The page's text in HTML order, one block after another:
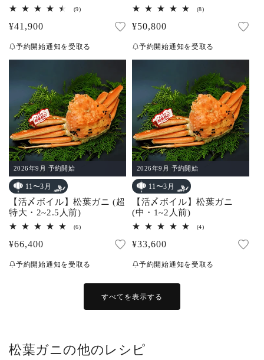
(9)9
数
計
通
¥41,900
予約開始通知を受取る
(8)8
数
計
通
¥50,800
予約開始通知を受取る
2026年9月 予約開始
11〜3月
【活〆ボイル】松葉ガニ (超
特大・2~2.5人前)
(6)6
数
合
通
¥66,400
予約開始通知を受取る
2026年9月 予約開始
11〜3月
【活〆ボイル】松葉ガニ
(中・1~2人前)
(4)4
数
通
格
¥33,600
予約開始通知を受取る
すべてを表示する
松葉ガニの他のレシピ